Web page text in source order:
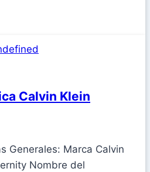
Calvin Klein
Generales: Marca Calvin
Nombre del